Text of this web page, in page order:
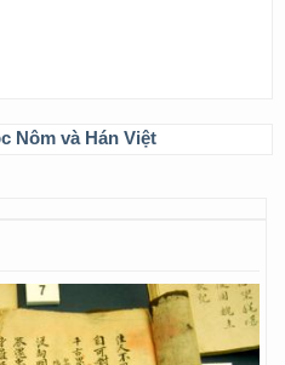
Nôm và Hán Việt